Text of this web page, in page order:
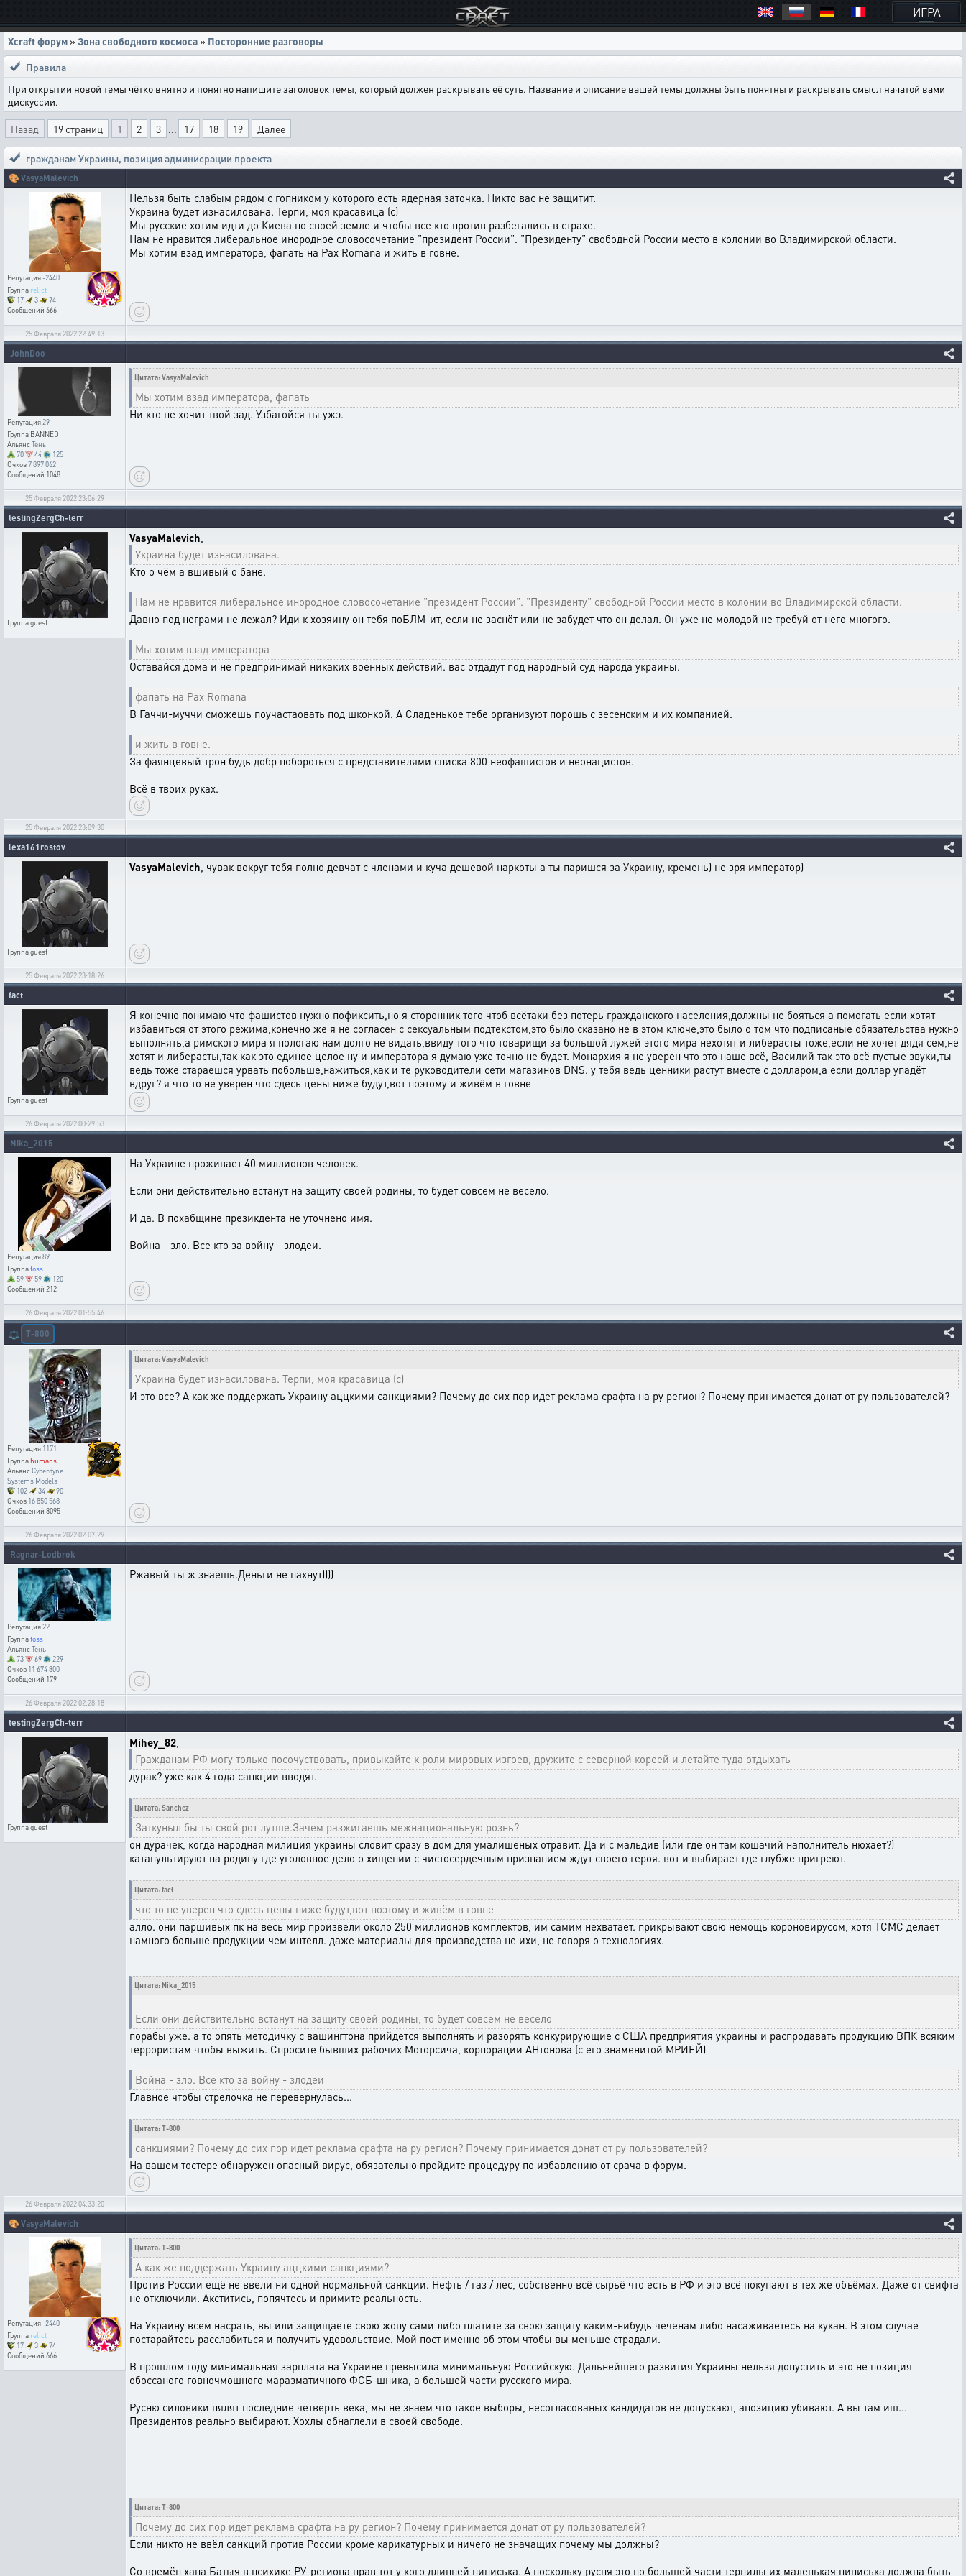
ИГРА
Xcraft форум » Зона свободного космоса » Посторонние разговоры
Правила
При открытии новой темы чётко внятно и понятно напишите заголовок темы, который должен раскрывать её суть. Название и описание вашей темы должны быть понятны и раскрывать смысл начатой вами
дискуссии.
Назад 19 страниц 1 2 3 ... 17 18 19 Далее
гражданам Украины, позиция админисрации проекта
🎨 VasyaMalevich
Репутация-2440
Группа relict
17
3
74
Сообщений 666
Нельзя быть слабым рядом с гопником у которого есть ядерная заточка. Никто вас не защитит.
Украина будет изнасилована. Терпи, моя красавица (с)
Мы русские хотим идти до Киева по своей земле и чтобы все кто против разбегались в страхе.
Нам не нравится либеральное инородное словосочетание "президент России". "Президенту" свободной России место в колонии во Владимирской области.
Мы хотим взад императора, фапать на Pax Romana и жить в говне.
25 Февраля 2022 22:49:13
JohnDoo
Репутация29
Группа BANNED
АльянсТень
70
44
125
Очков7 897 062
Сообщений 1048
Цитата: VasyaMalevich
Мы хотим взад императора, фапать
Ни кто не хочит твой зад. Узбагойся ты ужэ.
25 Февраля 2022 23:06:29
testingZergCh-terr
Группаguest
VasyaMalevich,
Украина будет изнасилована.
Кто о чём а вшивый о бане.
Нам не нравится либеральное инородное словосочетание "президент России". "Президенту" свободной России место в колонии во Владимирской области.
Давно под неграми не лежал? Иди к хозяину он тебя поБЛМ-ит, если не заснёт или не забудет что он делал. Он уже не молодой не требуй от него многого.
Мы хотим взад императора
Оставайся дома и не предпринимай никаких военных действий. вас отдадут под народный суд народа украины.
фапать на Pax Romana
В Гаччи-муччи сможешь поучастаовать под шконкой. А Сладенькое тебе организуют порошь с зесенским и их компанией.
и жить в говне.
За фаянцевый трон будь добр побороться с представителями списка 800 неофашистов и неонацистов.
Всё в твоих руках.
25 Февраля 2022 23:09:30
lexa161rostov
Группаguest
VasyaMalevich, чувак вокруг тебя полно девчат с членами и куча дешевой наркоты а ты паришся за Украину, кремень) не зря император)
25 Февраля 2022 23:18:26
fact
Группаguest
Я конечно понимаю что фашистов нужно пофиксить,но я сторонник того чтоб всётаки без потерь гражданского населения,должны не бояться а помогать если хотят
избавиться от этого режима,конечно же я не согласен с сексуальным подтекстом,это было сказано не в этом ключе,это было о том что подписаные обязательства нужно
выполнять,а римского мира я пологаю нам долго не видать,ввиду того что товарищи за большой лужей этого мира нехотят и либерасты тоже,если не хочет дядя сем,не
хотят и либерасты,так как это единое целое ну и императора я думаю уже точно не будет. Монархия я не уверен что это наше всё, Василий так это всё пустые звуки,ты
ведь тоже стараешся урвать побольше,нажиться,как и те руководители сети магазинов DNS. у тебя ведь ценники растут вместе с долларом,а если доллар упадёт
вдруг? я что то не уверен что сдесь цены ниже будут,вот поэтому и живём в говне
26 Февраля 2022 00:29:53
Nika_2015
Репутация89
Группаtoss
59
59
120
Сообщений 212
На Украине проживает 40 миллионов человек.
Если они действительно встанут на защиту своей родины, то будет совсем не весело.
И да. В похабщине презикдента не уточнено имя.
Война - зло. Все кто за войну - злодеи.
26 Февраля 2022 01:55:46
⚖️ T-800
Репутация 1171
Группаhumans
АльянсCyberdyne
Systems Models
102
34
90
Очков 16 850 568
Сообщений 8095
Цитата: VasyaMalevich
Украина будет изнасилована. Терпи, моя красавица (с)
И это все? А как же поддержать Украину аццкими санкциями? Почему до сих пор идет реклама срафта на ру регион? Почему принимается донат от ру пользователей?
26 Февраля 2022 02:07:29
Ragnar-Lodbrok
Репутация22
Группаtoss
АльянсТень
73
69
229
Очков 11 674 800
Сообщений 179
Ржавый ты ж знаешь.Деньги не пахнут))))
26 Февраля 2022 02:28:18
testingZergCh-terr
Группаguest
Mihey_82,
Гражданам РФ могу только посочуствовать, привыкайте к роли мировых изгоев, дружите с северной кореей и летайте туда отдыхать
дурак? уже как 4 года санкции вводят.
Цитата: Sanchez
Заткуныл бы ты свой рот лутше.Зачем разжигаешь межнациональную рознь?
он дурачек, когда народная милиция украины словит сразу в дом для умалишеных отравит. Да и с мальдив (или где он там кошачий наполнитель нюхает?)
катапультируют на родину где уголовное дело о хищении с чистосердечным признанием ждут своего героя. вот и выбирает где глубже пригреют.
Цитата: fact
что то не уверен что сдесь цены ниже будут,вот поэтому и живём в говне
алло. они паршивых пк на весь мир произвели около 250 миллионов комплектов, им самим нехватает. прикрывают свою немощь короновирусом, хотя ТСМС делает
намного больше продукции чем интелл. даже материалы для производства не ихи, не говоря о технологиях.
Цитата: Nika_2015
Если они действительно встанут на защиту своей родины, то будет совсем не весело
порабы уже. а то опять методичку с вашингтона прийдется выполнять и разорять конкурирующие с США предприятия украины и распродавать продукцию ВПК всяким
террористам чтобы выжить. Спросите бывших рабочих Моторсича, корпорации АНтонова (с его знаменитой МРИЕЙ)
Война - зло. Все кто за войну - злодеи
Главное чтобы стрелочка не перевернулась...
Цитата: T-800
санкциями? Почему до сих пор идет реклама срафта на ру регион? Почему принимается донат от ру пользователей?
На вашем тостере обнаружен опасный вирус, обязательно пройдите процедуру по избавлению от срача в форум.
26 Февраля 2022 04:33:20
🎨 VasyaMalevich
Репутация-2440
Группа relict
17
3
74
Сообщений 666
Цитата: T-800
А как же поддержать Украину аццкими санкциями?
Против России ещё не ввели ни одной нормальной санкции. Нефть / газ / лес, собственно всё сырьё что есть в РФ и это всё покупают в тех же объёмах. Даже от свифта
не отключили. Акститись, попячтесь и примите реальность.
На Украину всем насрать, вы или защищаете свою жопу сами либо платите за свою защиту каким-нибудь чеченам либо насаживаетесь на кукан. В этом случае
постарайтесь расслабиться и получить удовольствие. Мой пост именно об этом чтобы вы меньше страдали.
В прошлом году минимальная зарплата на Украине превысила минимальную Российскую. Дальнейшего развития Украины нельзя допустить и это не позиция
обоссаного говночмошного маразматичного ФСБ-шника, а большей части русского мира.
Русню силовики пялят последние четверть века, мы не знаем что такое выборы, несогласованых кандидатов не допускают, апозицию убивают. А вы там иш...
Президентов реально выбирают. Хохлы обнаглели в своей свободе.
Цитата: T-800
Почему до сих пор идет реклама срафта на ру регион? Почему принимается донат от ру пользователей?
Если никто не ввёл санкций против России кроме карикатурных и ничего не значащих почему мы должны?
Со времён хана Батыя в психике РУ-региона прав тот у кого длинней пиписька. А поскольку русня это по большей части терпилы их маленькая пиписька должна быть